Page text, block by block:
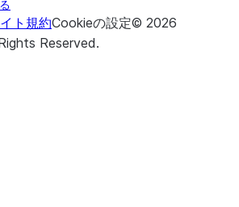
ト規約Cookieの設定© 2026
Reserved.